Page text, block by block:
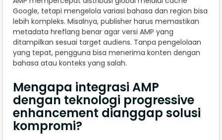
Google, tetapi mengelola variasi bahasa dan region bisa
lebih kompleks. Misalnya, publisher harus memastikan
metadata hreflang benar agar versi AMP yang
ditampilkan sesuai target audiens. Tanpa pengelolaan
yang tepat, pengguna bisa menerima konten dengan
bahasa atau konteks yang salah.
Mengapa integrasi AMP
dengan teknologi progressive
enhancement dianggap solusi
kompromi?